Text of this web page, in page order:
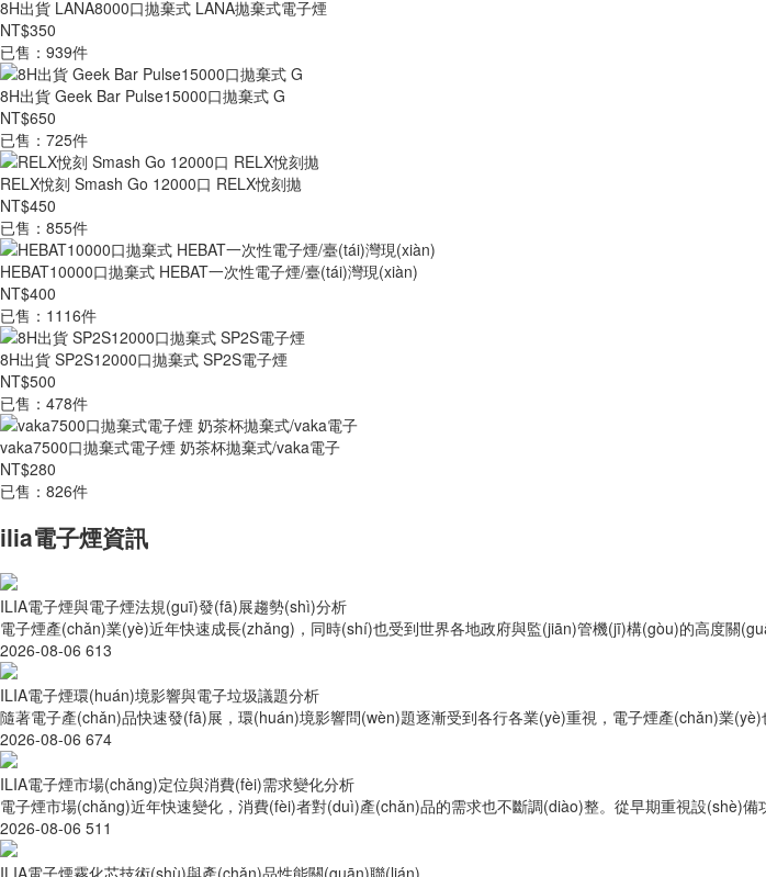
8H出貨 LANA8000口拋棄式 LANA拋棄式電子煙
NT$350
已售：939件
8H出貨 Geek Bar Pulse15000口拋棄式 G
NT$650
已售：725件
RELX悅刻 Smash Go 12000口 RELX悅刻拋
NT$450
已售：855件
HEBAT10000口拋棄式 HEBAT一次性電子煙/臺(tái)灣現(xiàn)
NT$400
已售：1116件
8H出貨 SP2S12000口拋棄式 SP2S電子煙
NT$500
已售：478件
vaka7500口拋棄式電子煙 奶茶杯拋棄式/vaka電子
NT$280
已售：826件
ilia電子煙資訊
ILIA電子煙與電子煙法規(guī)發(fā)展趨勢(shì)分析
電子煙產(chǎn)業(yè)近年快速成長(zhǎng)，同時(shí)也受到世界各地政府與監(jiān)管機(jī)構(gòu)的高度關
2026-08-06 613
ILIA電子煙環(huán)境影響與電子垃圾議題分析
隨著電子產(chǎn)品快速發(fā)展，環(huán)境影響問(wèn)題逐漸受到各行各業(yè)重視，電子煙產(chǎn)業
2026-08-06 674
ILIA電子煙市場(chǎng)定位與消費(fèi)需求變化分析
電子煙市場(chǎng)近年快速變化，消費(fèi)者對(duì)產(chǎn)品的需求也不斷調(diào)整。從早期重視設(shè)
2026-08-06 511
ILIA電子煙霧化芯技術(shù)與產(chǎn)品性能關(guān)聯(lián)